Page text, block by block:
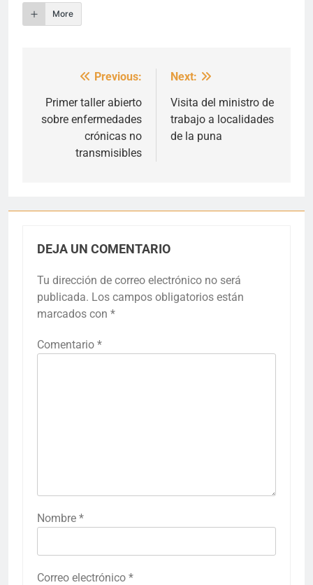
More
Navegación
de
entradas
Previous:
Primer taller abierto
sobre enfermedades
crónicas no
transmisibles
Next:
Visita del ministro de
trabajo a localidades
de la puna
DEJA UN COMENTARIO
Tu dirección de correo electrónico no será
publicada. Los campos obligatorios están
marcados con *
Comentario *
Nombre *
Correo electrónico *